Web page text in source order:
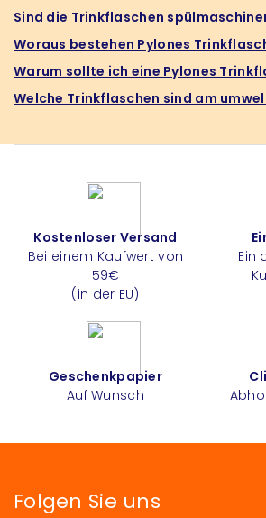
Sind die Trinkflaschen
Woraus bestehen Pylones
Warum sollte ich eine Pylones
Welche Trinkflaschen sind am
Kostenloser Versand
Bei einem Kaufwert von
59€
(in der EU)
Ein
Geschenkpapier
Auf Wunsch
Folgen Sie uns